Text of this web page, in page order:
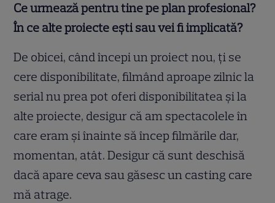
Ce urmează pentru tine pe plan profesional?
În ce alte proiecte ești sau vei fi implicată?
De obicei, când începi un proiect nou, ți se
cere disponibilitate, filmând aproape zilnic la
serial nu prea pot oferi disponibilitatea și la
alte proiecte, desigur că am spectacolele în
care eram și înainte să încep filmările dar,
momentan, atât. Desigur că sunt deschisă
dacă apare ceva sau găsesc un casting care
mă atrage.